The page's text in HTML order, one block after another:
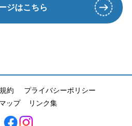
ジはこちら
約
プライバシーポリシー
ップ
リンク集